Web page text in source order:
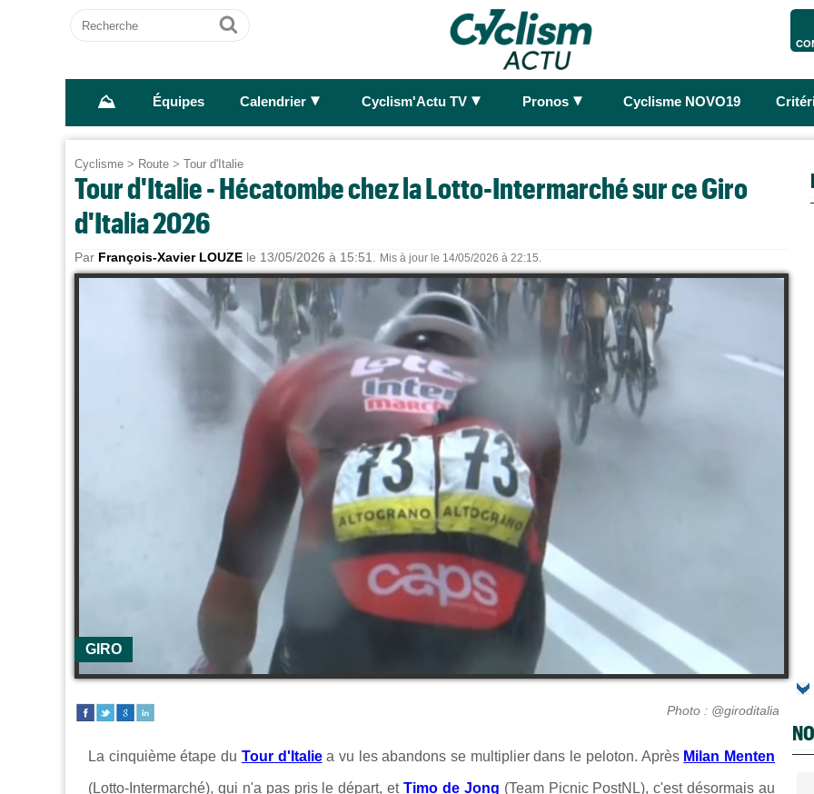
Recherche
Ok
⛰ Équipes Calendrier ► Cyclism'Actu TV ► Pronos ► Cyclisme NOVO19
Cyclisme > Route > Tour d'Italie
Tour d'Italie - Hécatombe chez la Lotto-Intermarché sur ce Giro
d'Italia 2026
Par François-Xavier LOUZE le 13/05/2026 à 15:51. Mis à jour le 14/05/2026 à 22:15.
GIRO
Photo : @giroditalia
La cinquième étape du Tour d'Italiea vu les abandons se multiplier dans le peloton. Après Milan Menten
(Lotto-Intermarché), qui n'a pas pris le départ, et Timo de Jong (Team Picnic PostNL), c'est désormais au